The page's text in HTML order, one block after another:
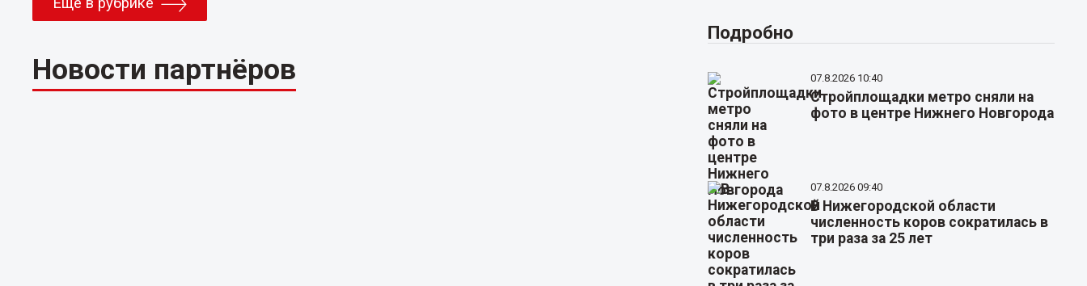
Новости партнёров
Подробно
07.8.2026 10:40
Стройплощадки метро сняли на
фото в центре Нижнего Новгорода
07.8.2026 09:40
В Нижегородской области
численность коров сократилась в
три раза за 25 лет